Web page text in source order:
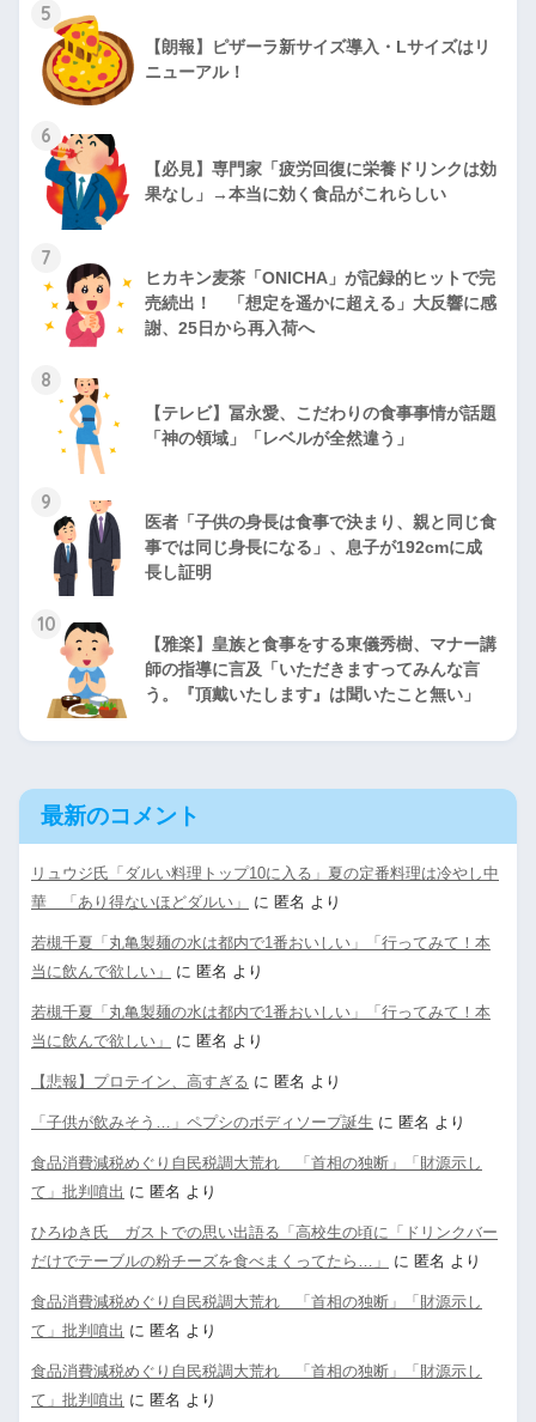
5
【朗報】ピザーラ新サイズ導入・Lサイズはリ
ニューアル！
6
【必見】専門家「疲労回復に栄養ドリンクは効
果なし」→本当に効く食品がこれらしい
7
ヒカキン麦茶「ONICHA」が記録的ヒットで完
売続出！ 「想定を遥かに超える」大反響に感
謝、25日から再入荷へ
8
【テレビ】冨永愛、こだわりの食事事情が話題
「神の領域」「レベルが全然違う」
9
医者「子供の身長は食事で決まり、親と同じ食
事では同じ身長になる」、息子が192cmに成
長し証明
10
【雅楽】皇族と食事をする東儀秀樹、マナー講
師の指導に言及「いただきますってみんな言
う。『頂戴いたします』は聞いたこと無い」
最新のコメント
リュウジ氏「ダルい料理トップ10に入る」夏の定番料理は冷やし中
華 「あり得ないほどダルい」
に 匿名 より
若槻千夏「丸亀製麺の水は都内で1番おいしい」「行ってみて！本
当に飲んで欲しい」
に 匿名 より
若槻千夏「丸亀製麺の水は都内で1番おいしい」「行ってみて！本
当に飲んで欲しい」
に 匿名 より
【悲報】プロテイン、高すぎる に 匿名 より
「子供が飲みそう…」ペプシのボディソープ誕生 に 匿名 より
食品消費減税めぐり自民税調大荒れ 「首相の独断」「財源示し
て」批判噴出 に 匿名 より
ひろゆき氏 ガストでの思い出語る「高校生の頃に「ドリンクバー
だけでテーブルの粉チーズを食べまくってたら…」
に 匿名 より
食品消費減税めぐり自民税調大荒れ 「首相の独断」「財源示し
て」批判噴出 に 匿名 より
食品消費減税めぐり自民税調大荒れ 「首相の独断」「財源示し
て」批判噴出 に 匿名 より